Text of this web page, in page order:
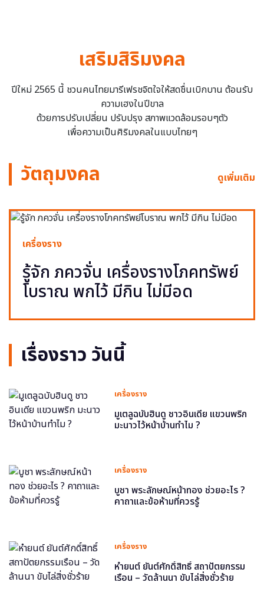
เสริมสิริมงคล
ปีใหม่ 2565 นี้ ชวนคนไทยมารีเฟรชจิตใจให้สดชื่นเบิกบาน ต้อนรับ
ความเฮงในปีขาล
ด้วยการปรับเปลี่ยน ปรับปรุง สภาพแวดล้อมรอบๆตัว
เพื่อความเป็นศิริมงคลในแบบไทยๆ
วัตถุมงคล ดูเพิ่มเติม
เครื่องราง
รู้จัก ภควจั่น เครื่องรางโภคทรัพย์
โบราณ พกไว้ มีกิน ไม่มีอด
เรื่องราว วันนี้
เครื่องราง
มูเตลูฉบับฮินดู ชาวอินเดีย แขวนพริก
มะนาวไว้หน้าบ้านทำไม ?
เครื่องราง
บูชา พระลักษณ์หน้าทอง ช่วยอะไร ?
คาถาและข้อห้ามที่ควรรู้
เครื่องราง
หำยนต์ ยันต์ศักดิ์สิทธิ์ สถาปัตยกรรม
เรือน – วัดล้านนา ขับไล่สิ่งชั่วร้าย